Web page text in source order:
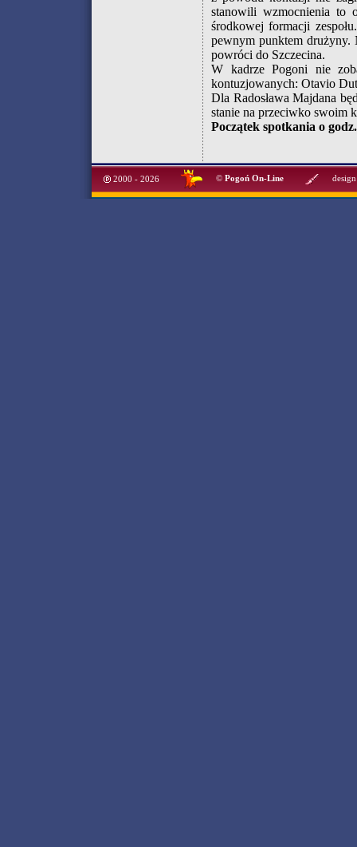
stanowili wzmocnienia to
środkowej formacji
pewnym punktem
powróci do Szczecina.
W kadrze Pogoni nie
kontuzjowanych: Otavio
Dla Radosława Majdana
stanie na przeciwko swoim
Początek spotkania o
2000 - 2026 © Pogoń On-Line